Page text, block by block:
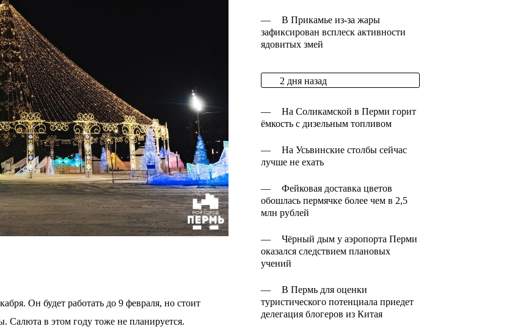
Он будет работать до 9 февраля, но стоит
Салюта в этом году тоже не планируется.
—
В Прикамье из-за жары
зафиксирован всплеск активности
ядовитых змей
2 дня назад
—
На Соликамской в Перми горит
ёмкость с дизельным топливом
—
На Усьвинские столбы сейчас
лучше не ехать
—
Фейковая доставка цветов
обошлась пермячке более чем в 2,5
млн рублей
—
Чёрный дым у аэропорта Перми
оказался следствием плановых
учений
—
В Пермь для оценки
туристического потенциала приедет
делегация блогеров из Китая